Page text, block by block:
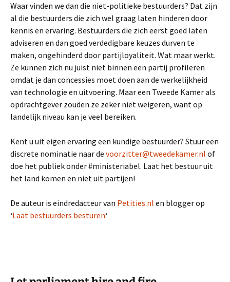
Waar vinden we dan die niet-politieke bestuurders? Dat zijn
al die bestuurders die zich wel graag laten hinderen door
kennis en ervaring. Bestuurders die zich eerst goed laten
adviseren en dan goed verdedigbare keuzes durven te
maken, ongehinderd door partijloyaliteit. Wat maar werkt.
Ze kunnen zich nu juist niet binnen een partij profileren
omdat je dan concessies moet doen aan de werkelijkheid
van technologie en uitvoering. Maar een Tweede Kamer als
opdrachtgever zouden ze zeker niet weigeren, want op
landelijk niveau kan je veel bereiken.
Kent u uit eigen ervaring een kundige bestuurder? Stuur een
discrete nominatie naar de voorzitter@tweedekamer.nl of
doe het publiek onder #ministeriabel. Laat het bestuur uit
het land komen en niet uit partijen!
De auteur is eindredacteur van Petities.nl en blogger op
‘Laat bestuurders besturen‘